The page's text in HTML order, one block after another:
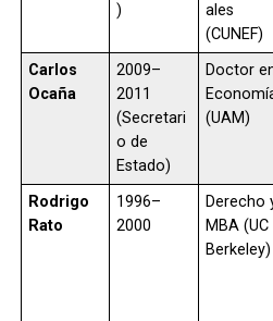
)
ales
(CUNEF)
Carlos
Ocaña
2009–
2011
(Secretari
o de
Estado)
Doctor
(UAM)
Rodrigo
Rato
1996–
2000
Derecho
MBA (UC
Berkeley)